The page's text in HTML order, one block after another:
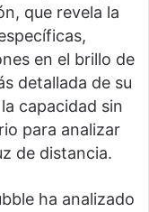
que revela la
en el brillo de
detallada de su
capacidad sin
para analizar
de distancia.
ha analizado